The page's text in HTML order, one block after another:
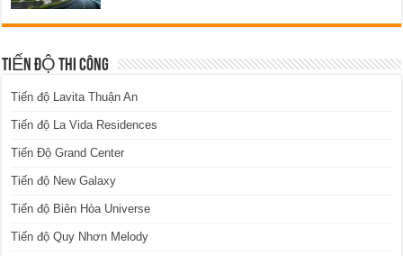
TIẾN ĐỘ THI CÔNG
Tiến độ Lavita Thuận An
Tiến độ La Vida Residences
Tiến Độ Grand Center
Tiến độ New Galaxy
Tiến độ Biên Hòa Universe
Tiến độ Quy Nhơn Melody